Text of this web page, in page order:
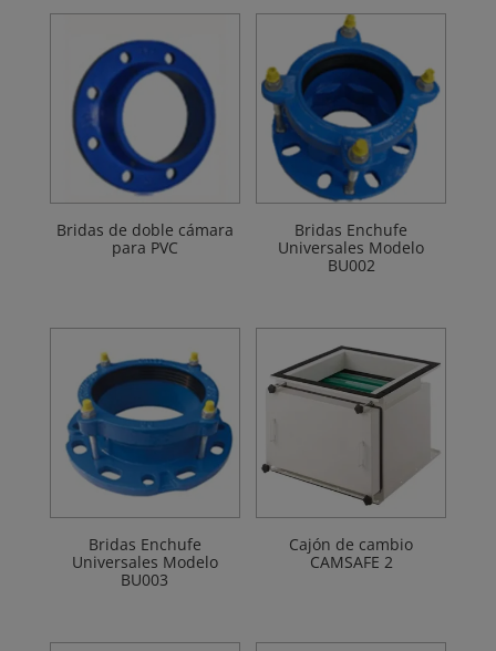
Bridas de doble cámara
para PVC
Bridas Enchufe
Universales Modelo
BU002
Bridas Enchufe
Universales Modelo
BU003
Cajón de cambio
CAMSAFE 2